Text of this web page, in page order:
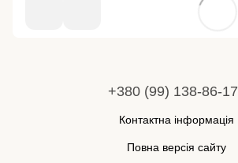
+380 (99) 138-86-17
Контактна інформація
Повна версія сайту